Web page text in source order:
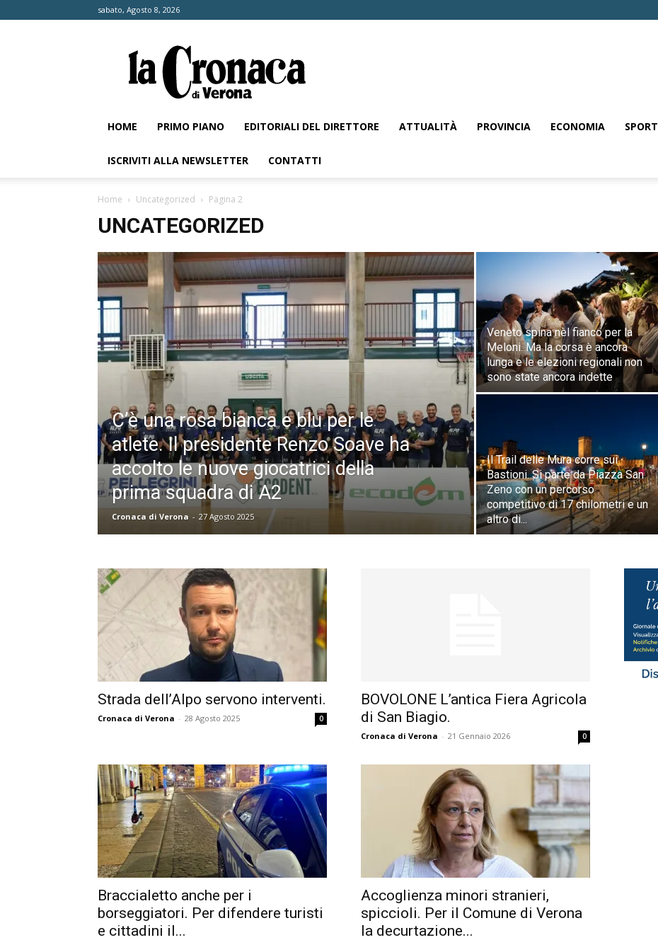
sabato, Agosto 8, 2026
Cronaca
di
Verona
HOME PRIMO PIANO EDITORIALI DEL DIRETTORE ATTUALITÀ PROVINCIA ECONOMIA SPORT
ISCRIVITI ALLA NEWSLETTER CONTATTI
Home Uncategorized Pagina 2
UNCATEGORIZED
C’è una rosa bianca e blu per le
atlete. Il presidente Renzo Soave ha
accolto le nuove giocatrici della
prima squadra di A2
Cronaca di Verona - 27 Agosto 2025
Veneto spina nel fianco per la
Meloni. Ma la corsa è ancora
lunga e le elezioni regionali non
sono state ancora indette
Il Trail delle Mura corre sui
Bastioni. Si parte da Piazza San
Zeno con un percorso
competitivo di 17 chilometri e un
altro di...
Strada dell’Alpo servono interventi.
Cronaca di Verona - 28 Agosto 2025 0
BOVOLONE L’antica Fiera Agricola
di San Biagio.
Cronaca di Verona - 21 Gennaio 2026 0
Braccialetto anche per i
borseggiatori. Per difendere turisti
e cittadini il...
Accoglienza minori stranieri,
spiccioli. Per il Comune di Verona
la decurtazione...